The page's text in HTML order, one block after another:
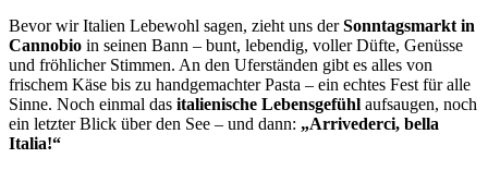
Bevor wir Italien Lebewohl sagen, zieht uns derSonntagsmarkt in
Cannobio in seinen Bann – bunt, lebendig, voller Düfte, Genüsse
und fröhlicher Stimmen. An den Uferständen gibt es alles von
frischem Käse bis zu handgemachter Pasta – ein echtes Fest für alle
Sinne. Noch einmal das italienische Lebensgefühl aufsaugen, noch
ein letzter Blick über den See – und dann: „Arrivederci, bella
Italia!“